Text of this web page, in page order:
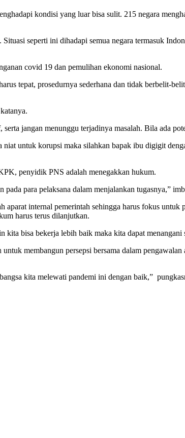
kondisi yang luar bisa sulit. 215 negara
seperti ini dihadapi semua negara termasuk
covid 19 dan pemulihan ekonomi nasional.
tepat, prosedurnya sederhana dan tidak berbelit-
jangan menunggu terjadinya masalah. Bila ada
untuk korupsi maka silahkan bapak ibu digigit
penyidik PNS adalah menegakkan hukum.
para pelaksana dalam menjalankan tugasnya,”
internal pemerintah sehingga harus fokus untuk
harus terus dilanjutkan.
bisa bekerja lebih baik maka kita dapat menangani
membangun persepsi bersama dalam
kita melewati pandemi ini dengan baik,”